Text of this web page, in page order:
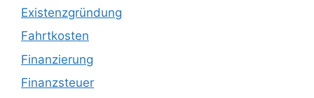
Existenzgründung
Fahrtkosten
Finanzierung
Finanzsteuer